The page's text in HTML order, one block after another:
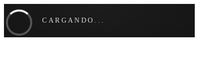
CARGANDO...